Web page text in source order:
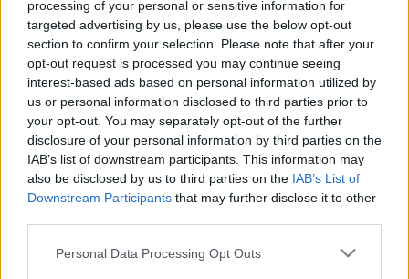
processing of your personal or sensitive information for
targeted advertising by us, please use the below opt-out
section to confirm your selection. Please note that after your
opt-out request is processed you may continue seeing
interest-based ads based on personal information utilized by
us or personal information disclosed to third parties prior to
your opt-out. You may separately opt-out of the further
disclosure of your personal information by third parties on the
IAB’s list of downstream participants. This information may
also be disclosed by us to third parties on the IAB’s List of
Downstream Participants that may further disclose it to other
Please note that this website/app uses one or more Google
Personal Data Processing Opt Outs
Zene Mozgópart
ELSTARTOLT A MŰVÉSZETEK VÖLGYE